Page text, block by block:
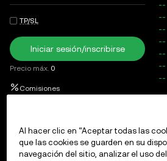
TP/SL
Iniciar sesión/inscribirse
Precio máx. 0
Comisiones
Al hacer clic en “Aceptar todas las
que las cookies se guarden en su
navegación del sitio, analizar el uso